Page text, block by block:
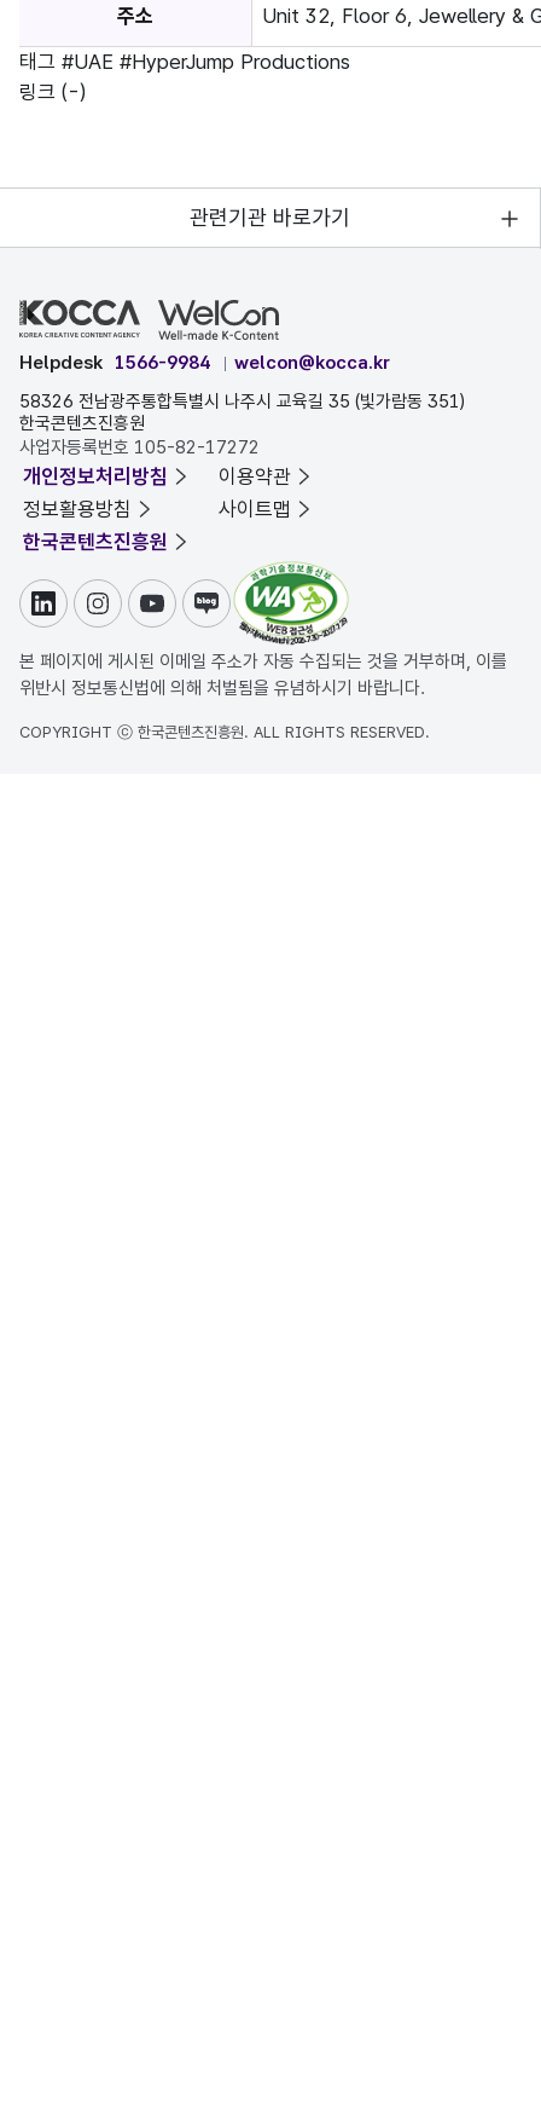
주소
Unit 32, Floor 6, Jewellery &
태그 #UAE #HyperJump Productions
링크 (-)
관련기관 바로가기
Helpdesk 1566-9984
welcon@kocca.kr
58326 전남광주통합특별시 나주시 교육길 35 (빛가람동 351)
한국콘텐츠진흥원
사업자등록번호 105-82-17272
개인정보처리방침
이용약관
정보활용방침
사이트맵
한국콘텐츠진흥원
링크드인인스타그램
유튜브블로그
본 페이지에 게시된 이메일 주소가 자동 수집되는 것을 거부하며, 이를
위반시 정보통신법에 의해 처벌됨을 유념하시기 바랍니다.
COPYRIGHT ⓒ 한국콘텐츠진흥원. ALL RIGHTS RESERVED.